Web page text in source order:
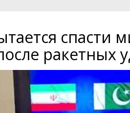
спасти
ракетных